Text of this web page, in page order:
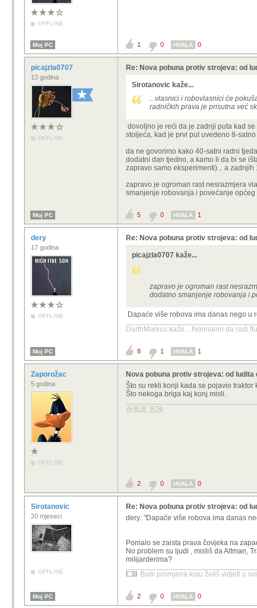
OFFLINE
Moj PC 1 0 HVALA 0
picajzla0707
13 godina
OFFLINE
Re: Nova pobuna protiv strojeva: od
Sirotanovic kaže...
...vlasnici i robovlasnici će
radničkih prava je prisutna već
dovoljno je reći da je zadnji puta kad
stoljeća, kad je prvi put uvedeno 8-
da ne govorimo kako 40-satni radni
dodatni dan tjedno, a kamo li da bi se
zapravo samo eksperimenti)... a
zapravo je ogroman rast nesrazmjera
smanjenje robovanja i povećanje
Moj PC 5 0 HVALA 1
dery
17 godina
OFFLINE
Re: Nova pobuna protiv strojeva: od
picajzla0707 kaže...
zapravo je ogroman rast
dodatno smanjenje robovanja i
Dapaće više robova ima danas nego u
DarthMarkus kaže... Normalno da radi
Moj PC 8 1 HVALA 1
Zaporožac
5 godina
OFFLINE
Nova pobuna protiv strojeva: od ludita
Što su rekli konji kada se pojavio traktor
Što nekoga briga kaj konj misli.
合気道 五段
2 0 HVALA 0
Sirotanovic
20 mjeseci
OFFLINE
Re: Nova pobuna protiv strojeva: od
dery: "Dapaće više robova ima danas
Pomalo se zaista prava čovjeka na
No problem su ljudi , misliš da Altman,
milijarderima?
Budi promjena koju želiš vidjeti u
Moj PC 2 0 HVALA 0